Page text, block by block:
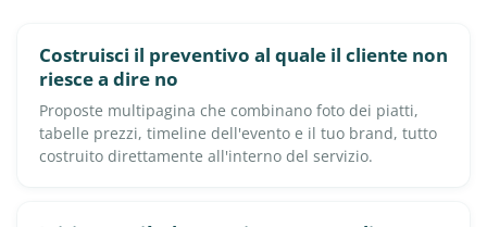
Costruisci il preventivo al quale il cliente non
riesce a dire no
Proposte multipagina che combinano foto dei piatti,
tabelle prezzi, timeline dell'evento e il tuo brand, tutto
costruito direttamente all'interno del servizio.